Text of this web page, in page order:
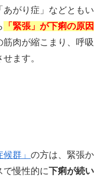
がり症」などとも
「緊張」が下痢の原因
肉が縮こまり、呼
ます。
群」 の方は、緊張
で慢性的に下痢が続